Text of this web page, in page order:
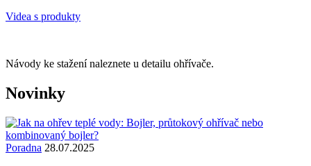
Videa s produkty
Návody ke stažení naleznete u detailu ohřívače.
Novinky
Poradna 28.07.2025